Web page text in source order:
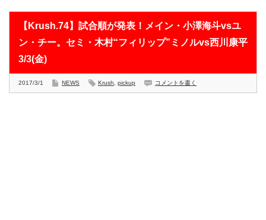
【Krush.74】試合順が発表！メイン・小澤海斗vsユ
ン・チー。セミ・木村“フィリップ”ミノルvs西川康平
3/3(金)
2017/3/1 NEWS Krush pickup コメントを書く